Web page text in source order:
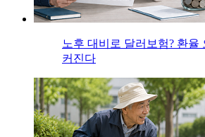
노후 대비로 달러보험? 환율
커진다